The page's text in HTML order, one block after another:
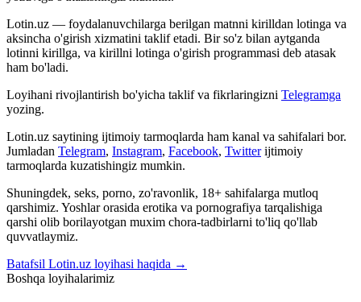
Lotin.uz — foydalanuvchilarga berilgan matnni kirilldan lotinga va
aksincha o'girish xizmatini taklif etadi. Bir so'z bilan aytganda
lotinni kirillga, va kirillni lotinga o'girish programmasi deb atasak
ham bo'ladi.
Loyihani rivojlantirish bo'yicha taklif va fikrlaringizni Telegramga
yozing.
Lotin.uz saytining ijtimoiy tarmoqlarda ham kanal va sahifalari bor.
Jumladan Telegram, Instagram, Facebook, Twitter ijtimoiy
tarmoqlarda kuzatishingiz mumkin.
Shuningdek, seks, porno, zo'ravonlik, 18+ sahifalarga mutloq
qarshimiz. Yoshlar orasida erotika va pornografiya tarqalishiga
qarshi olib borilayotgan muxim chora-tadbirlarni to'liq qo'llab
quvvatlaymiz.
Batafsil Lotin.uz loyihasi haqida →
Boshqa loyihalarimiz